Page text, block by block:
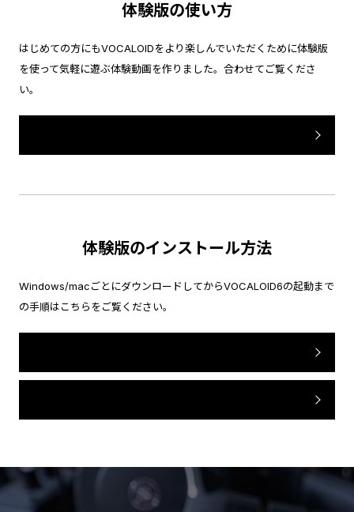
体験版の使い方
はじめての方にもVOCALOIDをより楽しんでいただくために体験版
を使って気軽に遊ぶ体験動画を作りました。合わせてご覧くださ
い。
体験版のインストール方法
Windows/macごとにダウンロードしてからVOCALOID6の起動まで
の手順はこちらをご覧ください。